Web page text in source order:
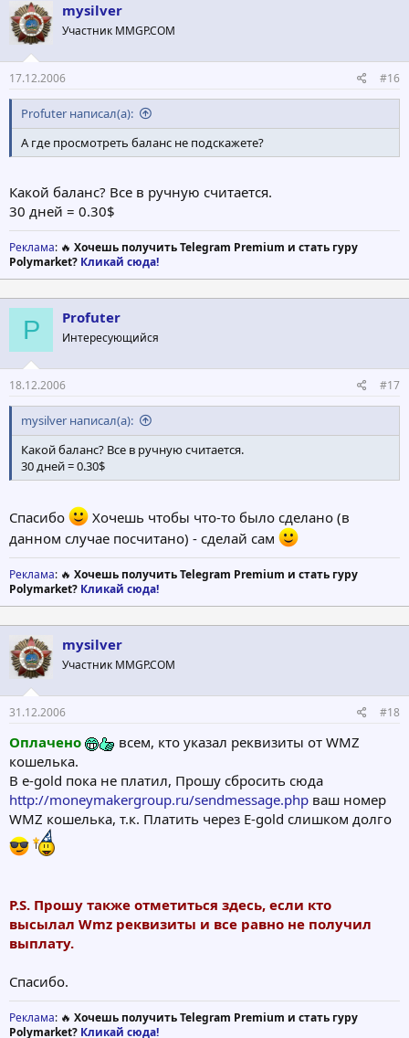
mysilver
Участник MMGP.COM
17.12.2006 #16
Profuter написал(а):
А где просмотреть баланс не подскажете?
Какой баланс? Все в ручную считается.
30 дней = 0.30$
Реклама: 🔥 Хочешь получить Telegram Premium и стать гуру
Polymarket? Кликай сюда!
P Profuter
Интересующийся
18.12.2006 #17
mysilver написал(а):
Какой баланс? Все в ручную считается.
30 дней = 0.30$
Спасибо
Хочешь чтобы что-то было сделано (в
данном случае посчитано) - сделай сам
Реклама: 🔥 Хочешь получить Telegram Premium и стать гуру
Polymarket? Кликай сюда!
mysilver
Участник MMGP.COM
31.12.2006 #18
Оплачено
всем, кто указал реквизиты от WMZ
кошелька.
В e-gold пока не платил, Прошу сбросить сюда
http://moneymakergroup.ru/sendmessage.php ваш номер
WMZ кошелька, т.к. Платить через E-gold слишком долго
P.S. Прошу также отметиться здесь, если кто
высылал Wmz реквизиты и все равно не получил
выплату.
Спасибо.
Реклама: 🔥 Хочешь получить Telegram Premium и стать гуру
Polymarket? Кликай сюда!